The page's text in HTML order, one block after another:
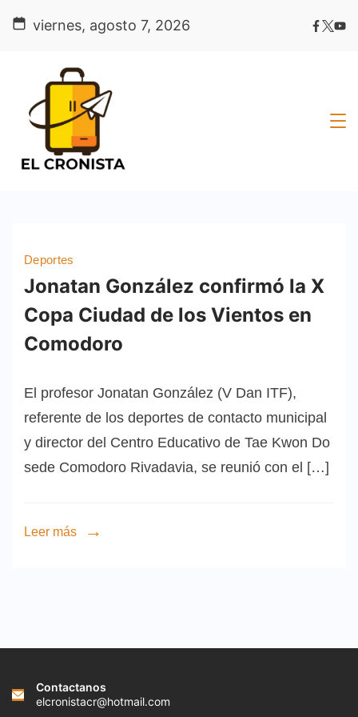
viernes, agosto 7, 2026
Deportes
Jonatan González confirmó la X
Copa Ciudad de los Vientos en
Comodoro
El profesor Jonatan González (V Dan ITF),
referente de los deportes de contacto municipal
y director del Centro Educativo de Tae Kwon Do
sede Comodoro Rivadavia, se reunió con el […]
Leer más
Contactanos
elcronistacr@hotmail.com